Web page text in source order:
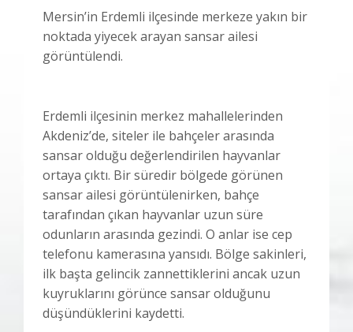
Mersin’in Erdemli ilçesinde merkeze yakın bir
noktada yiyecek arayan sansar ailesi
görüntülendi.
Erdemli ilçesinin merkez mahallelerinden
Akdeniz’de, siteler ile bahçeler arasında
sansar olduğu değerlendirilen hayvanlar
ortaya çıktı. Bir süredir bölgede görünen
sansar ailesi görüntülenirken, bahçe
tarafından çıkan hayvanlar uzun süre
odunların arasında gezindi. O anlar ise cep
telefonu kamerasına yansıdı. Bölge sakinleri,
ilk başta gelincik zannettiklerini ancak uzun
kuyruklarını görünce sansar olduğunu
düşündüklerini kaydetti.